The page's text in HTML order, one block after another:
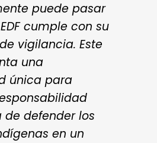
puede pasar
cumple con su
vigilancia. Este
una
única para
defender los
en un